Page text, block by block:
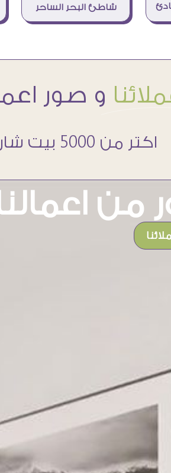
شاطئ البحر الساحر
و صور
اكتر من 5000 بيت شاركنا فى اننا نخلى حوائطهم اجمل
من
Doaa Elsayd
القاهرة -